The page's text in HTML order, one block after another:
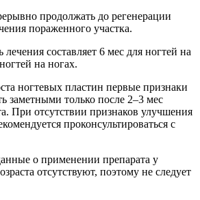
продолжать до регенерации
пораженного участка.
лечения составляет 6 мес для ногтей на
на ногах.
ногтевых пластин первые признаки
заметными только после 2–3 мес
При отсутствии признаков улучшения
проконсультироваться с
о применении препарата у
отсутствуют, поэтому не следует